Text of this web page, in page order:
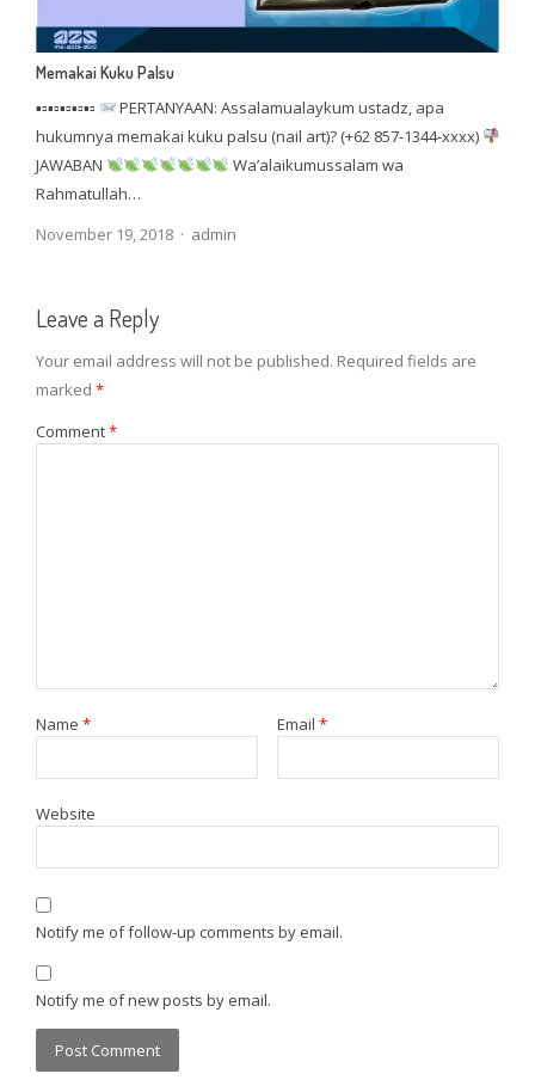
Memakai Kuku Palsu
▪▫▪▫▪▫▪▫▪▫
PERTANYAAN: Assalamualaykum ustadz, apa
hukumnya memakai kuku palsu (nail art)? (+62 857-1344-xxxx)
JAWABAN
Wa’alaikumussalam wa
Rahmatullah…
November 19, 2018
Author
admin
Leave a Reply
Your email address will not be published. Required fields are
marked *
Comment*
Name * Email *
Website
Notify me of follow-up comments by email.
Notify me of new posts by email.